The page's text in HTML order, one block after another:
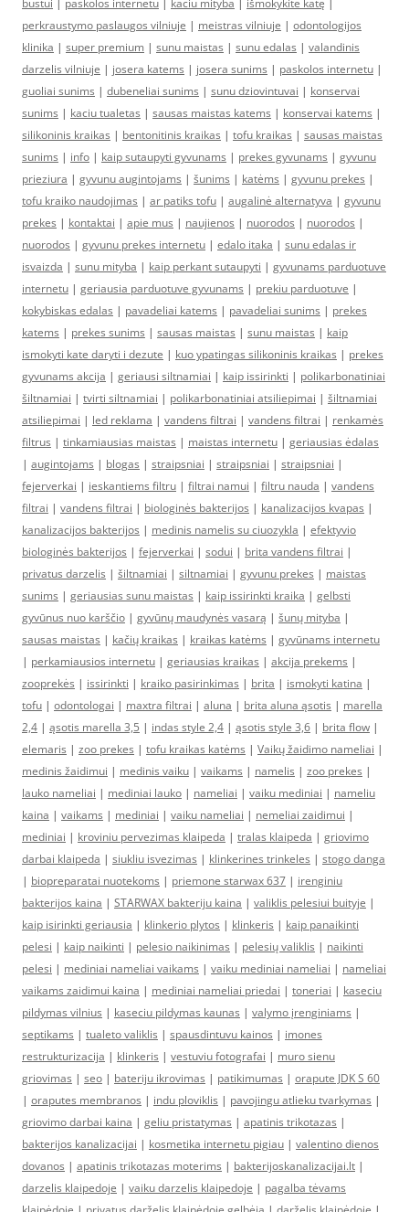
bustui | paskolos internetu | kaciu mityba | išmokykite katę |
perkraustymo paslaugos vilniuje | meistras vilniuje | odontologijos
klinika | super premium | sunu maistas | sunu edalas | valandinis
darzelis vilniuje | josera katems | josera sunims | paskolos internetu |
guoliai sunims | dubeneliai sunims | sunu dziovintuvai | konservai
sunims | kaciu tualetas | sausas maistas katems | konservai katems |
silikoninis kraikas | bentonitinis kraikas | tofu kraikas | sausas maistas
sunims | info | kaip sutaupyti gyvunams | prekes gyvunams | gyvunu
prieziura | gyvunu augintojams | šunims | katėms | gyvunu prekes |
tofu kraiko naudojimas | ar patiks tofu | augalinė alternatyva | gyvunu
prekes | kontaktai | apie mus | naujienos | nuorodos | nuorodos |
nuorodos | gyvunu prekes internetu | edalo itaka | sunu edalas ir
isvaizda | sunu mityba | kaip perkant sutaupyti | gyvunams parduotuve
internetu | geriausia parduotuve gyvunams | prekiu parduotuve |
kokybiskas edalas | pavadeliai katems | pavadeliai sunims | prekes
katems | prekes sunims | sausas maistas | sunu maistas | kaip
ismokyti kate daryti i dezute | kuo ypatingas silikoninis kraikas | prekes
gyvunams akcija | geriausi siltnamiai | kaip issirinkti | polikarbonatiniai
šiltnamiai | tvirti siltnamiai | polikarbonatiniai atsiliepimai | šiltnamiai
atsiliepimai | led reklama | vandens filtrai | vandens filtrai | renkamės
filtrus | tinkamiausias maistas | maistas internetu | geriausias ėdalas
| augintojams | blogas | straipsniai | straipsniai | straipsniai |
fejerverkai | ieskantiems filtru | filtrai namui | filtru nauda | vandens
filtrai | vandens filtrai | biologinės bakterijos | kanalizacijos kvapas |
kanalizacijos bakterijos | medinis namelis su ciuozykla | efektyvio
biologinės bakterijos | fejerverkai | sodui | brita vandens filtrai |
privatus darzelis | šiltnamiai | siltnamiai | gyvunu prekes | maistas
sunims | geriausias sunu maistas | kaip issirinkti kraika | gelbsti
gyvūnus nuo karščio | gyvūnų maudynės vasarą | šunų mityba |
sausas maistas | kačių kraikas | kraikas katėms | gyvūnams internetu
| perkamiausios internetu | geriausias kraikas | akcija prekems |
zooprekės | issirinkti | kraiko pasirinkimas | brita | ismokyti katina |
tofu | odontologai | maxtra filtrai | aluna | brita aluna ąsotis | marella
2,4 | ąsotis marella 3,5 | indas style 2,4 | ąsotis style 3,6 | brita flow |
elemaris | zoo prekes | tofu kraikas katėms | Vaikų žaidimo nameliai |
medinis žaidimui | medinis vaiku | vaikams | namelis | zoo prekes |
lauko nameliai | mediniai lauko | nameliai | vaiku mediniai | nameliu
kaina | vaikams | mediniai | vaiku nameliai | nemeliai zaidimui |
mediniai | kroviniu pervezimas klaipeda | tralas klaipeda | griovimo
darbai klaipeda | siukliu isvezimas | klinkerines trinkeles | stogo danga
| biopreparatai nuotekoms | priemone starwax 637 | irenginiu
bakterijos kaina | STARWAX bakteriju kaina | valiklis pelesiui buityje |
kaip isirinkti geriausia | klinkerio plytos | klinkeris | kaip panaikinti
pelesi | kaip naikinti | pelesio naikinimas | pelesių valiklis | naikinti
pelesi | mediniai nameliai vaikams | vaiku mediniai nameliai | nameliai
vaikams zaidimui kaina | mediniai nameliai priedai | toneriai | kaseciu
pildymas vilnius | kaseciu pildymas kaunas | valymo įrenginiams |
septikams | tualeto valiklis | spausdintuvu kainos | imones
restrukturizacija | klinkeris | vestuviu fotografai | muro sienu
griovimas | seo | bateriju ikrovimas | patikimumas | orapute JDK S 60
| oraputes membranos | indu ploviklis | pavojingu atlieku tvarkymas |
griovimo darbai kaina | geliu pristatymas | apatinis trikotazas |
bakterijos kanalizacijai | kosmetika internetu pigiau | valentino dienos
dovanos | apatinis trikotazas moterims | bakterijoskanalizacijai.lt |
darzelis klaipedoje | vaiku darzelis klaipedoje | pagalba tėvams